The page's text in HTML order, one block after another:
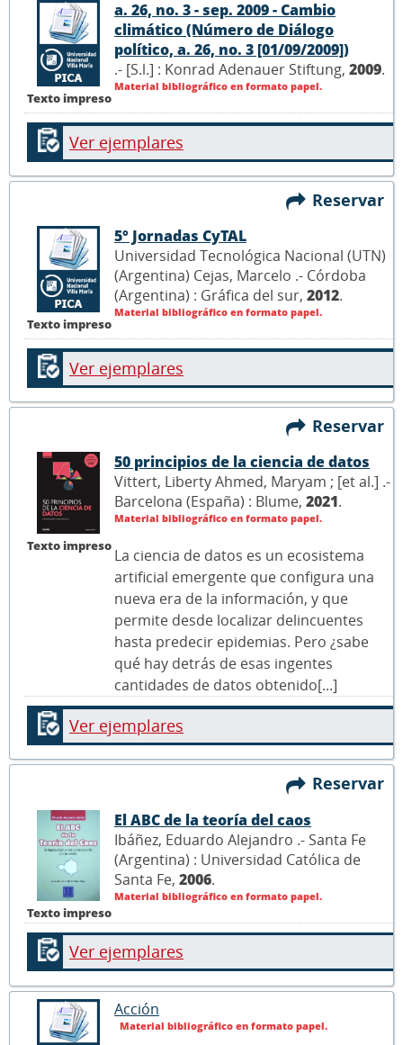
Texto impreso
a. 26, no. 3 - sep. 2009 - Cambio
climático (Número de Diálogo
político, a. 26, no. 3 [01/09/2009])
.- [S.l.] : Konrad Adenauer Stiftung, 2009.
Material bibliográfico en formato papel.
Ver ejemplares
Reservar
Texto impreso
5° Jornadas CyTAL
Universidad Tecnológica Nacional (UTN)
(Argentina) Cejas, Marcelo .- Córdoba
(Argentina) : Gráfica del sur, 2012.
Material bibliográfico en formato papel.
Ver ejemplares
Reservar
Texto impreso
50 principios de la ciencia de datos
Vittert, Liberty Ahmed, Maryam ; [et al.] .-
Barcelona (España) : Blume, 2021.
Material bibliográfico en formato papel.
La ciencia de datos es un ecosistema
artificial emergente que configura una
nueva era de la información, y que
permite desde localizar delincuentes
hasta predecir epidemias. Pero ¿sabe
qué hay detrás de esas ingentes
cantidades de datos obtenido[...]
Ver ejemplares
Reservar
Texto impreso
El ABC de la teoría del caos
Ibáñez, Eduardo Alejandro .- Santa Fe
(Argentina) : Universidad Católica de
Santa Fe, 2006.
Material bibliográfico en formato papel.
Ver ejemplares
Acción
Material bibliográfico en formato papel.